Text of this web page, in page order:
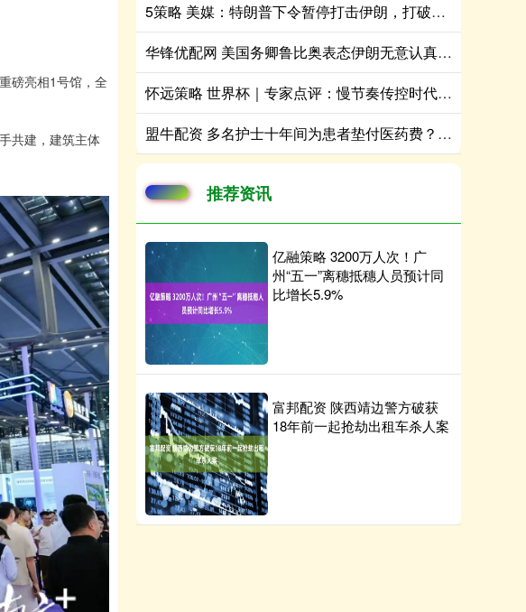
磅亮相1号馆，全
共建，建筑主体
5策略 美媒：特朗普下令暂停打击伊朗，打破连续13天对伊空袭局面
华锋优配网 美国务卿鲁比奥表态伊朗无意认真开展和谈，油价暴涨4%
怀远策略 世界杯｜专家点评：慢节奏传控时代落幕，快速向前+高位压迫成为强队主流战术
盟牛配资 多名护士十年间为患者垫付医药费？北京协和医院辟谣
推荐资讯
亿融策略 3200万人次！广
州“五一”离穗抵穗人员预计同
比增长5.9%
富邦配资 陕西靖边警方破获
18年前一起抢劫出租车杀人案